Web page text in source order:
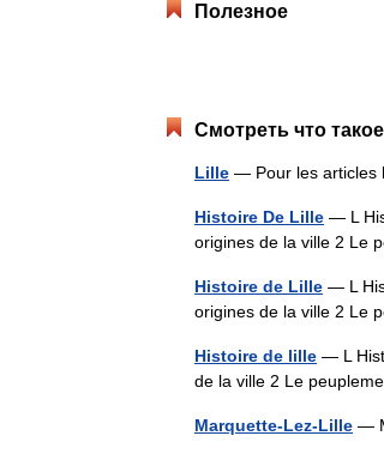
Полезное
Смотреть что
Lille — Pour les articles
Histoire De Lille — L
origines de la ville 2 Le
Histoire de Lille — L
origines de la ville 2 Le
Histoire de lille — L
de la ville 2 Le
Marquette-Lez-Lille —